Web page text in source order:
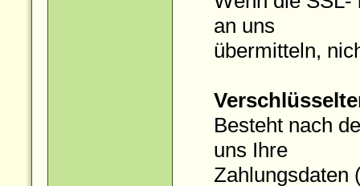
an uns
übermitteln,
Besteht nach
uns Ihre
Zahlungsdaten